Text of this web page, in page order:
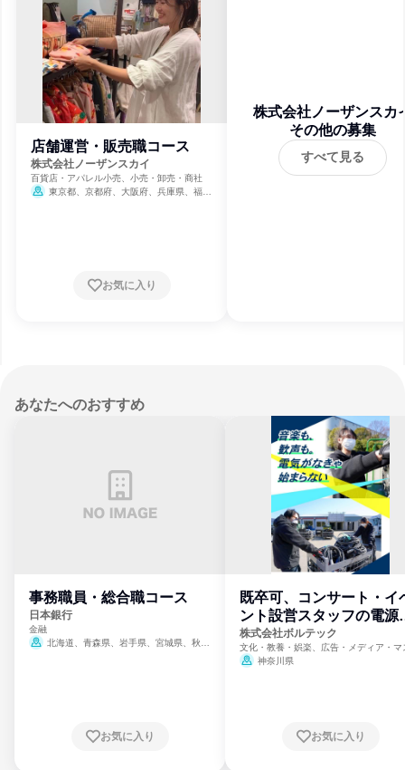
店舗運営・販売職コース
株式会社ノーザンスカイ
百貨店・アパレル小売、小売・卸売・商社
東京都、京都府、大阪府、兵庫県、福岡
お気に入り
株式会社ノーザンスカ
その他の募集
すべて見る
あなたへのおすすめ
事務職員・総合職コース
日本銀行
金融
北海道、青森県、岩手県、宮城県、秋田
崎県、熊本県、大分県、宮崎県、鹿児島県、
お気に入り
既卒可、コンサート・イ
ント設営スタッフの電源
門
株式会社ボルテック
文化・教養・娯楽、広告・メディア・マ
ミ、電力・ガス・水道・エネルギー
神奈川県
お気に入り